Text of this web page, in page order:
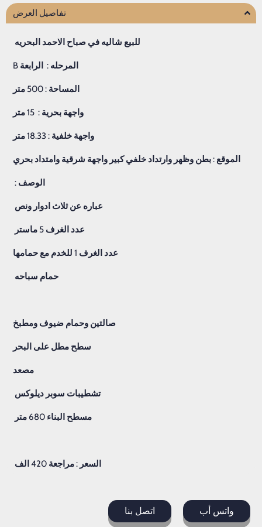
تفاصيل العرض
للبيع شاليه في صباح الاحمد البحريه
المرحله : الرابعة
المساحة : 500 متر
واجهة بحرية :
15متر
واجهة خلفية : 18.33 متر
الموقع:بطن وظهر وارتداد خلفي كبير واجهة شرقية وامتداد بحري
الوصف :
عباره عن ثلاث ادوار ونص
عدد الغرف ماستر
عدد الغرف للخدم معحمامها
حمام سباحه
صالتين وحمام ضيوف ومطبخ
سطح مطل على البحر
مصعد
تشطيبات سوبر ديلوكس
مسطح البناء متر
السعر :مراجعة الف
واتس أب اتصل بنا